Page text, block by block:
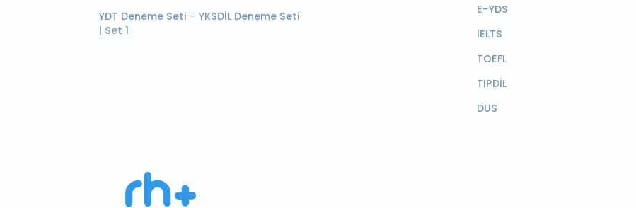
YDT Deneme Seti - YKSDİL Deneme Seti
| Set 1
E-YDS
IELTS
TOEFL
TIPDİL
DUS